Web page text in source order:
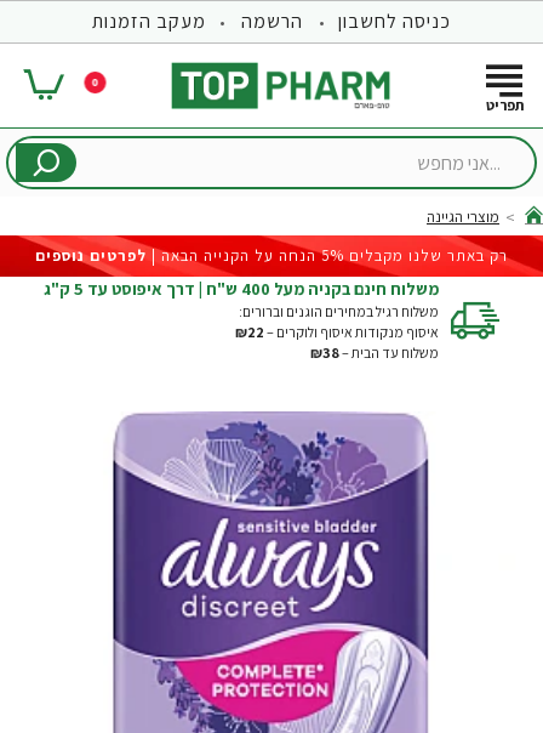
כניסה לחשבון הרשמה מעקב הזמנות
0
...אני
home
מוצרי הגיינה
רק באתר שלנו מקבלים 5% הנחה על הקנייה הבאה |
לפרטים נוספים
משלוח חינם בקניה מעל 400 ש"ח | דרך איפוסט עד 5 ק"ג
משלוח רגיל במחירים הוגנים וברורים:
איסוף מנקודות איסוף ולוקרים – ₪22
משלוח עד הבית –₪38